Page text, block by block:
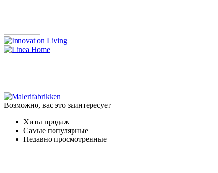
Возможно, вас это заинтересует
Хиты продаж
Самые популярные
Недавно просмотренные